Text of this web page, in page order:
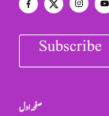
Subscribe
صفحہ اول